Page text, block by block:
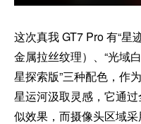
这次真我 GT7 Pro 有“星
金属拉丝纹理）、“光域
星探索版”三种配色，作
星运河汲取灵感，它通
似效果，而摄像头区域